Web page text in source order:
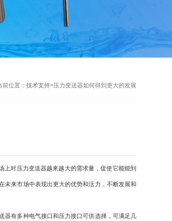
前位置： 技术支持>压力变送器如何得到更大的发展
对压力变送器越来越大的需求量，促使它能能到
未来市场中表现出更大的优势和活力，不断发展和
有多种电气接口和压力接口可供选择，可满足几